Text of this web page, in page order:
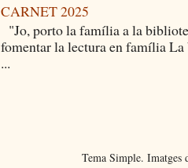
CARNET 2025
"Jo, porto la família a la
fomentar la lectura en família
...
Tema Simple. Imatges